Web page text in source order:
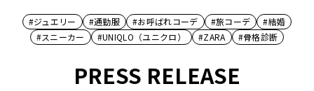
#ジュエリー #通勤服 #お呼ばれコーデ #旅コーデ
#結婚
#スニーカー
#UNIQLO（ユニクロ） #ZARA #骨格診断
PRESS RELEASE